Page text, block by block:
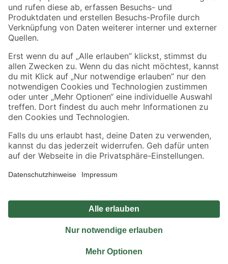
Zahlungsarten Versandarten
Sicher einkaufen
Jetzt die toom-App herunterladen
Alle Preisangaben in EUR inkl. gesetzl. MwSt.. Die dargestellten Angebote sind unter
Umständen nicht in allen Märkten verfügbar. Die angegebenen Verfügbarkeiten beziehen
Produkte nur solange der Vorrat reicht.
*Paketversand ab 59 € versandkostenfrei, gilt nicht für Artikel mit Speditionsversand, hier
Privatsphäre Impressum
Nutzungsbedingungen
Widerrufsrecht
Vertrag widerrufen
© 2026 toom Baumarkt GmbH